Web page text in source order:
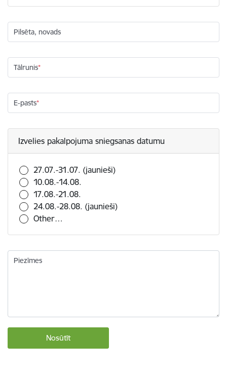
Pilsēta, novads
Tālrunis
E-pasts
Izvelies pakalpojuma sniegsanas datumu
27.07.-31.07. (jaunieši)
10.08.-14.08.
17.08.-21.08.
24.08.-28.08. (jaunieši)
Other…
Piezīmes